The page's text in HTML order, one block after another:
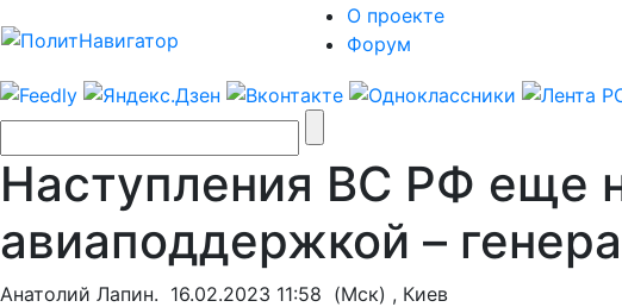
О проекте
Форум
Наступления ВС РФ еще
авиаподдержкой –
Анатолий Лапин. 16.02.2023 11:58 (Мск) , Киев